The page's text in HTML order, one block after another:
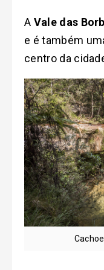
A Vale das
e é também
centro da